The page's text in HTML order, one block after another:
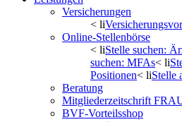
Versicherungen
< li
Online-Stellenbörse
< liStelle suchen:
suchen: MFAs< li
Positionen< liStelle
Beratung
Mitgliederzeitschrift
BVF-Vorteilsshop